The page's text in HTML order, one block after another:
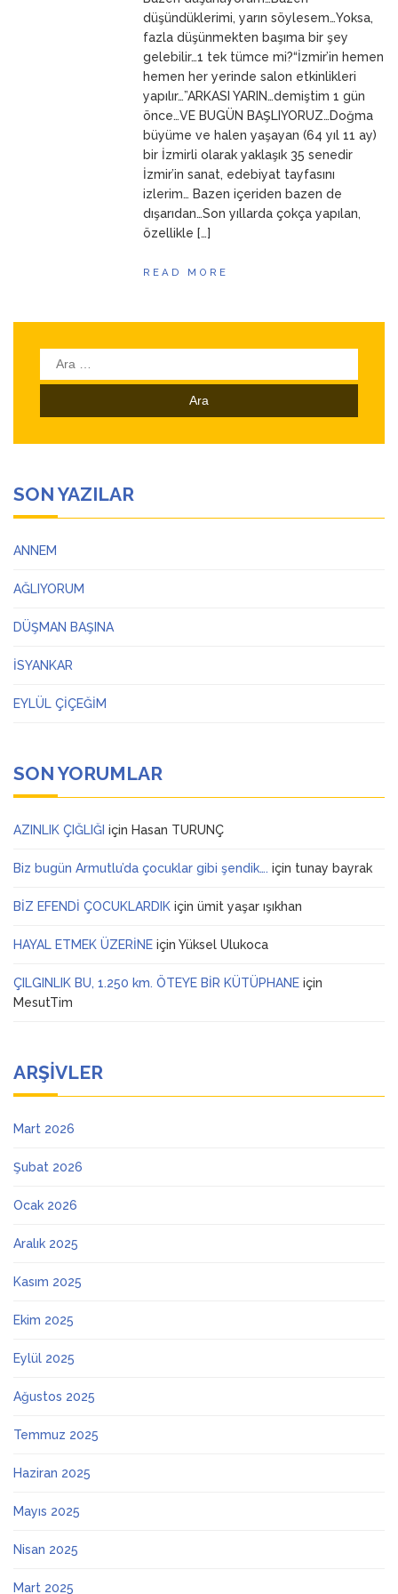
ANNEMdüşündüklerimi, yarın söylesem…Yoksa,
fazla düşünmekten başıma bir şey
gelebilir…1 tek tümce mi?“İzmir’in hemen
hemen her yerinde salon etkinlikleri
yapılır…”ARKASI YARIN…demiştim 1 gün
önce…VE BUGÜN BAŞLIYORUZ…Doğma
büyüme ve halen yaşayan (64 yıl 11 ay)
bir İzmirli olarak yaklaşık 35 senedir
İzmir’in sanat, edebiyat tayfasını
izlerim… Bazen içeriden bazen de
dışarıdan…Son yıllarda çokça yapılan,
özellikle […]
READ MORE
Arama:
SON YAZILAR
ANNEM
AĞLIYORUM
DÜŞMAN BAŞINA
İSYANKAR
EYLÜL ÇİÇEĞİM
SON YORUMLAR
AZINLIK ÇIĞLIĞI için Hasan TURUNÇ
Biz bugün Armutlu’da çocuklar gibi şendik…. için tunay bayrak
BİZ EFENDİ ÇOCUKLARDIK için ümit yaşar ışıkhan
HAYAL ETMEK ÜZERİNE için Yüksel Ulukoca
ÇILGINLIK BU, 1.250 km. ÖTEYE BİR KÜTÜPHANE için
MesutTim
ARŞIVLER
Mart 2026
Şubat 2026
Ocak 2026
Aralık 2025
Kasım 2025
Ekim 2025
Eylül 2025
Ağustos 2025
Temmuz 2025
Haziran 2025
Mayıs 2025
Nisan 2025
Mart 2025